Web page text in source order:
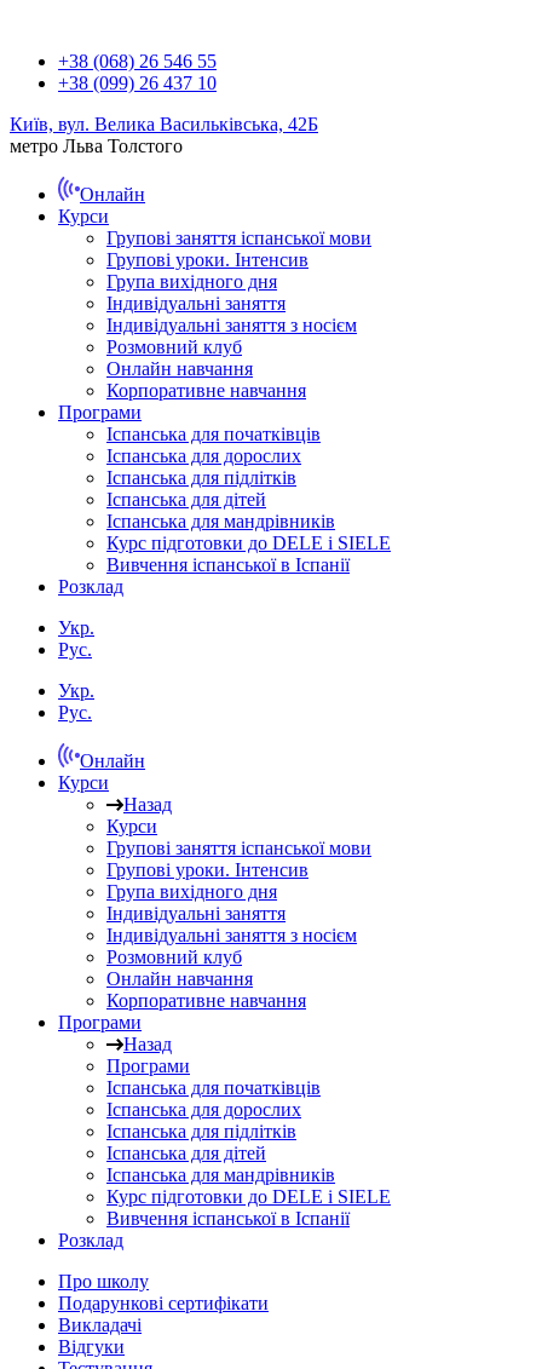
+38 (068) 26 546 55
+38 (099) 26 437 10
Київ, вул. Велика Васильківська, 42Б
метро Льва Толстого
Онлайн
Курси
Групові заняття іспанської мови
Групові уроки. Інтенсив
Група вихідного дня
Індивідуальні заняття
Індивідуальні заняття з носієм
Розмовний клуб
Онлайн навчання
Корпоративне навчання
Програми
Іспанська для початківців
Іспанська для дорослих
Іспанська для підлітків
Іспанська для дітей
Іспанська для мандрівників
Курс підготовки до DELE і SIELE
Вивчення іспанської в Іспанії
Розклад
Укр.
Рус.
Укр.
Рус.
Онлайн
Курси
Назад
Курси
Групові заняття іспанської мови
Групові уроки. Інтенсив
Група вихідного дня
Індивідуальні заняття
Індивідуальні заняття з носієм
Розмовний клуб
Онлайн навчання
Корпоративне навчання
Програми
Назад
Програми
Іспанська для початківців
Іспанська для дорослих
Іспанська для підлітків
Іспанська для дітей
Іспанська для мандрівників
Курс підготовки до DELE і SIELE
Вивчення іспанської в Іспанії
Розклад
Про школу
Подарункові сертифікати
Викладачі
Відгуки